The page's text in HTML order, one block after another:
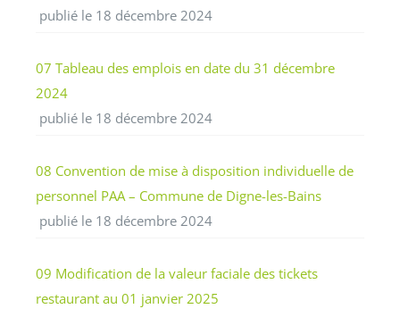
publié le 18 décembre 2024
07 Tableau des emplois en date du 31 décembre
2024
publié le 18 décembre 2024
08 Convention de mise à disposition individuelle de
personnel PAA – Commune de Digne-les-Bains
publié le 18 décembre 2024
09 Modification de la valeur faciale des tickets
restaurant au 01 janvier 2025